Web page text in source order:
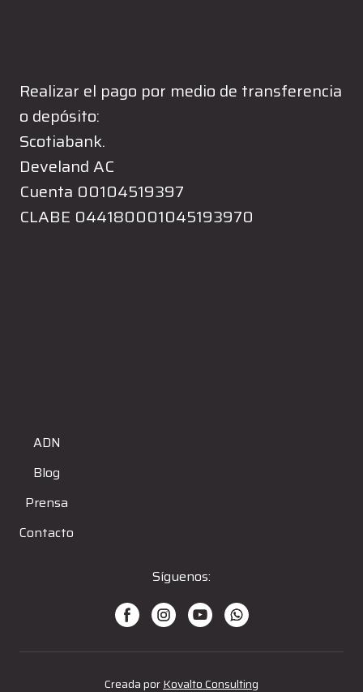
Realizar el pago por medio de transferencia
o depósito:
Scotiabank.
Develand AC
Cuenta 00104519397
CLABE 044180001045193970
ADN
Blog
Prensa
Contacto
Síguenos:
Creada porKovalto Consulting